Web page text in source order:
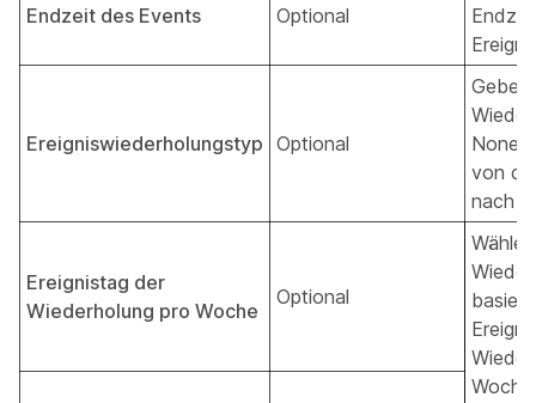
Endzeit des Events Optional
Ereigniswiederholungstyp Optional
Geben
None/
von
nach
Ereignistag der
Wiederholung pro Woche
Optional